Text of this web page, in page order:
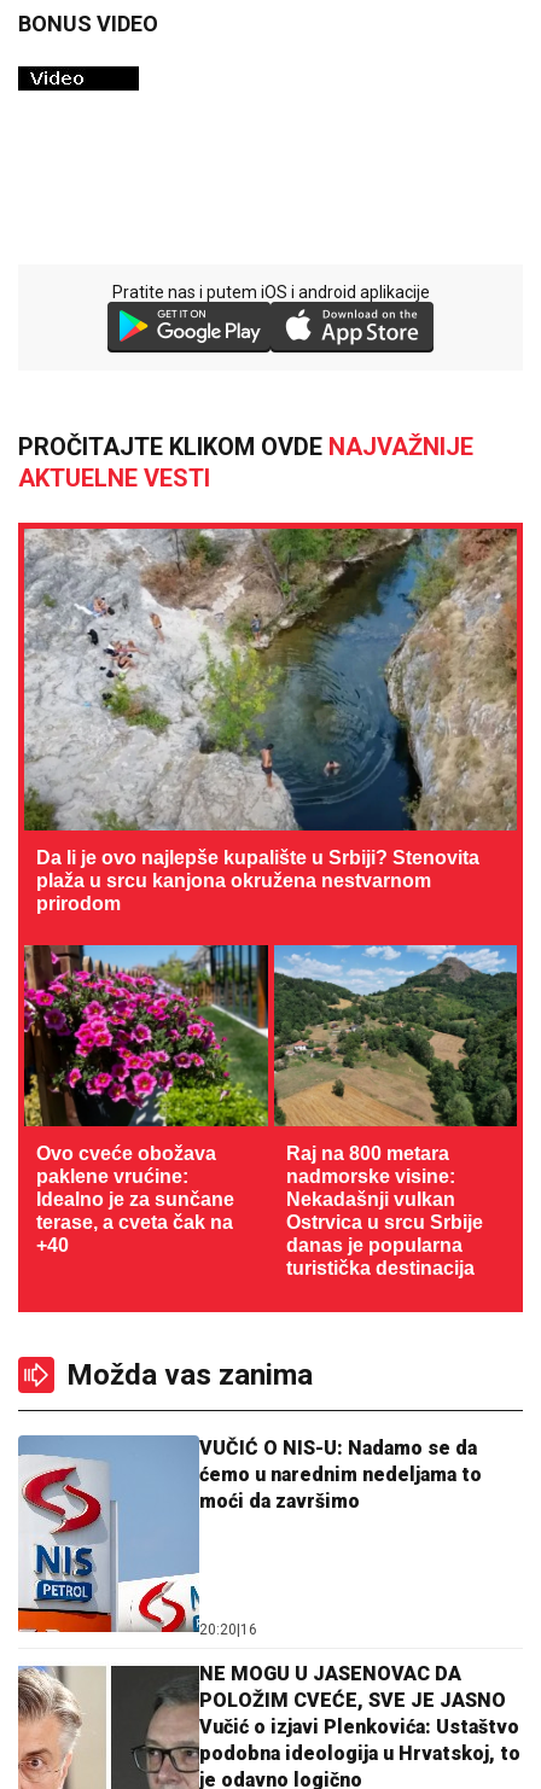
BONUS VIDEO
Pratite nas i putem iOS i android aplikacije
PROČITAJTE KLIKOM OVDE NAJVAŽNIJE
AKTUELNE VESTI
Da li je ovo najlepše kupalište u Srbiji? Stenovita
plaža u srcu kanjona okružena nestvarnom
prirodom
Ovo cveće obožava
paklene vrućine:
Idealno je za sunčane
terase, a cveta čak na
+40
Raj na 800 metara
nadmorske visine:
Nekadašnji vulkan
Ostrvica u srcu Srbije
danas je popularna
turistička destinacija
Možda vas zanima
VUČIĆ O NIS-U: Nadamo se da
ćemo u narednim nedeljama to
moći da završimo
20:20 16
NE MOGU U JASENOVAC DA
POLOŽIM CVEĆE, SVE JE JASNO
Vučić o izjavi Plenkovića: Ustaštvo
podobna ideologija u Hrvatskoj, to
je odavno logično